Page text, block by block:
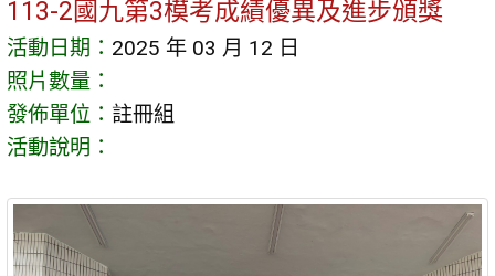
113-2國九第3模考成績優異及進步頒獎
活動日期： 2025 年 03 月 12 日
照片數量：
發佈單位： 註冊組
活動說明：